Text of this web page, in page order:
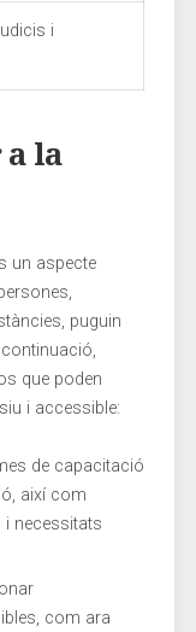
i
⁣a la
un⁣ aspecte
puguin
que poden
i accessible:
de ⁣capacitació
així com
i necessitats
com ara​